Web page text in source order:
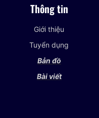
Thông tin
Giới thiệu
Tuyển dụng
Bản đồ
Bài viết